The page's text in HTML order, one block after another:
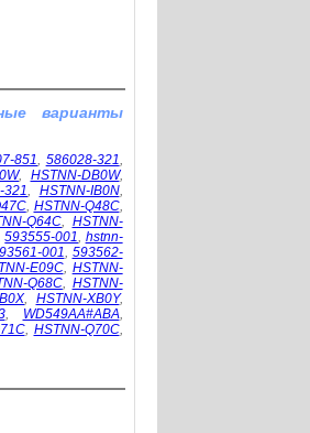
варианты
851, 586028-321,
, HSTNN-DB0W,
321, HSTNN-IB0N,
, HSTNN-Q48C,
Q64C, HSTNN-
593555-001, hstnn-
001, 593562-
E09C, HSTNN-
Q68C, HSTNN-
, HSTNN-XB0Y,
, WD549AA#ABA,
, HSTNN-Q70C,